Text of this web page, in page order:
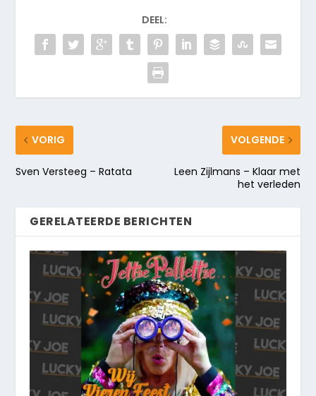
DEEL:
VORIG
Sven Versteeg – Ratata
VOLGENDE
Leen Zijlmans – Klaar met
het verleden
GERELATEERDE BERICHTEN